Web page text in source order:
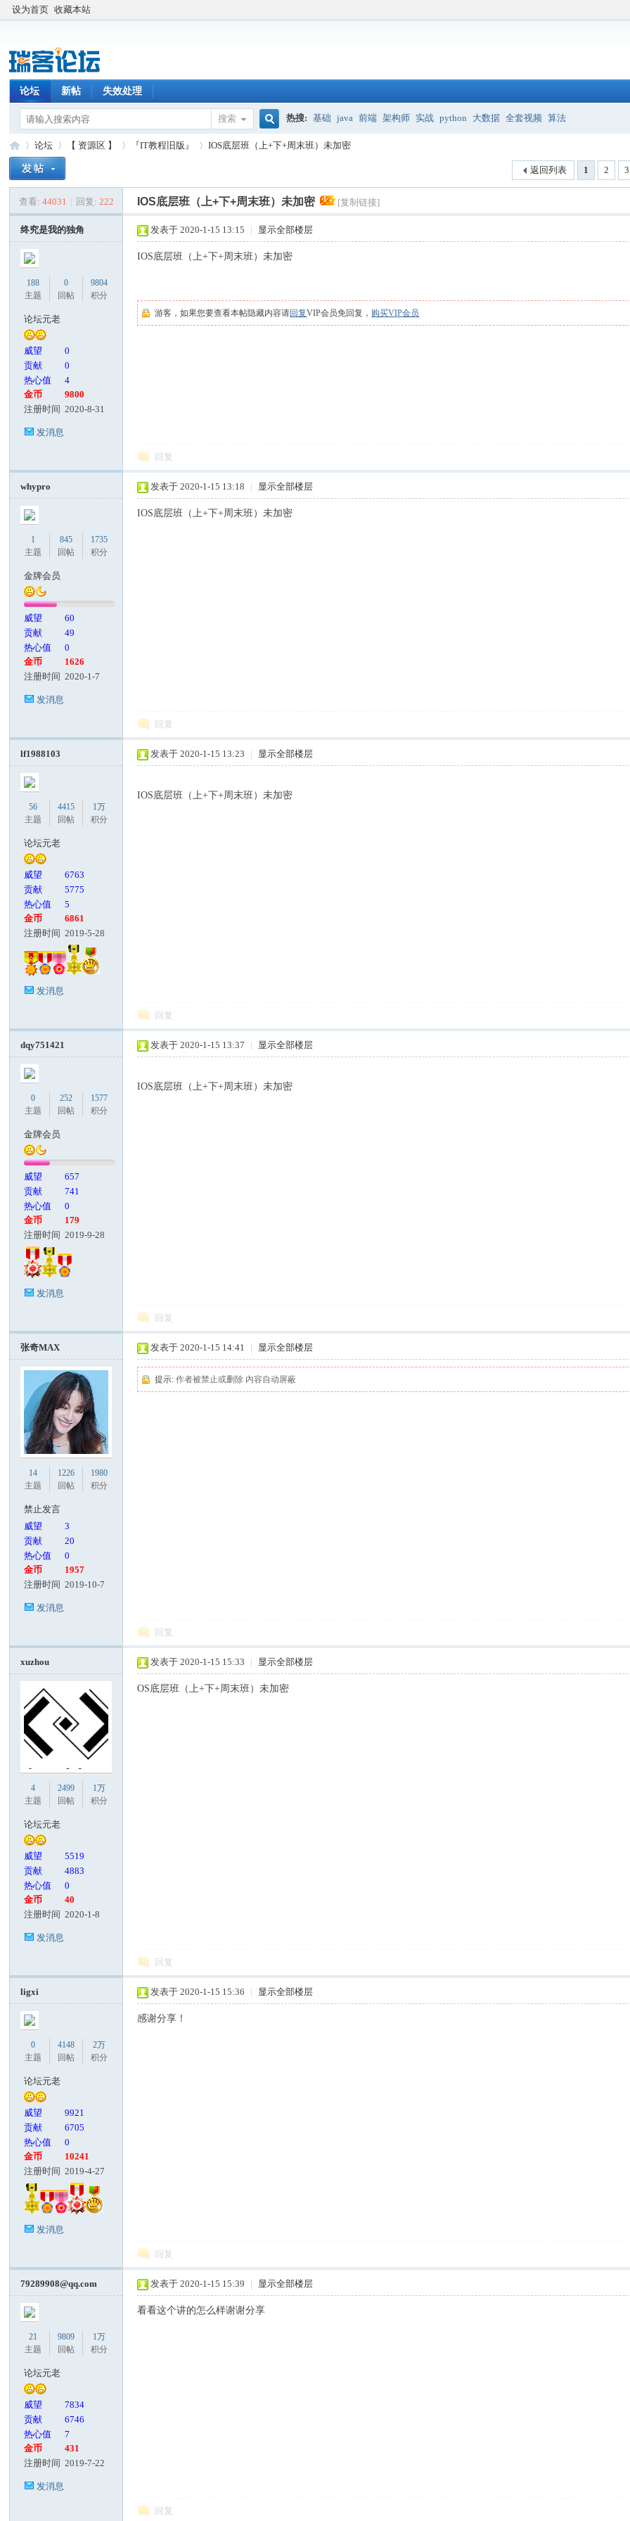
设为首页 收藏本站
论坛 新帖 失效处理
搜索
搜
索
热搜: 基础 java 前端 架构师 实战 python 大数据 全套视频 算法
»
论坛
›
【 资源区 】 『IT教程旧版』
›
IOS底层班（上+下+周末班）未加密
1 2 3
返回列表
查看: 44031 | 回复: 222 IOS底层班（上+下+周末班）未加密 [复制链接]
终究是我的独角
188
主题
0
回帖
9804
积分
论坛元老
威望
0
贡献
0
热心值
4
金币
9800
注册时间 2020-8-31
发消息
发表于 2020-1-15 13:15 | 显示全部楼层
IOS底层班（上+下+周末班）未加密
游客，如果您要查看本帖隐藏内容请回复VIP会员免回复， 购买VIP会员
回复
whypro
1
主题
845
回帖
1735
积分
金牌会员
威望
60
贡献
49
热心值
0
金币
1626
注册时间 2020-1-7
发消息
发表于 2020-1-15 13:18 | 显示全部楼层
IOS底层班（上+下+周末班）未加密
回复
lf1988103
56
主题
4415
回帖
1万
积分
论坛元老
威望
6763
贡献
5775
热心值
5
金币
6861
注册时间 2019-5-28
发消息
发表于 2020-1-15 13:23 | 显示全部楼层
IOS底层班（上+下+周末班）未加密
回复
dqy751421
0
主题
252
回帖
1577
积分
金牌会员
威望
657
贡献
741
热心值
0
金币
179
注册时间 2019-9-28
发消息
发表于 2020-1-15 13:37 | 显示全部楼层
IOS底层班（上+下+周末班）未加密
回复
张奇MAX
14
主题
1226
回帖
1980
积分
禁止发言
威望
3
贡献
20
热心值
0
金币
1957
注册时间 2019-10-7
发消息
发表于 2020-1-15 14:41 | 显示全部楼层
提示:作者被禁止或删除 内容自动屏蔽
回复
xuzhou
4
主题
2499
回帖
1万
积分
论坛元老
威望
5519
贡献
4883
热心值
0
金币
40
注册时间 2020-1-8
发消息
发表于 2020-1-15 15:33 | 显示全部楼层
OS底层班（上+下+周末班）未加密
回复
ligxi
0
主题
4148
回帖
2万
积分
论坛元老
威望
9921
贡献
6705
热心值
0
金币
10241
注册时间 2019-4-27
发消息
发表于 2020-1-15 15:36 | 显示全部楼层
感谢分享！
回复
79289908@qq.com
21
主题
9809
回帖
1万
积分
论坛元老
威望
7834
贡献
6746
热心值
7
金币
431
注册时间 2019-7-22
发消息
发表于 2020-1-15 15:39 | 显示全部楼层
看看这个讲的怎么样谢谢分享
回复